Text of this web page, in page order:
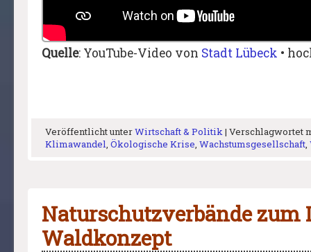
Quelle: YouTube-Video von Stadt Lübeck •
Veröffentlicht unterWirtschaft & Politik| Verschlagwortet
Klimawandel, Ökologische Krise, Wachstumsgesellschaft,
Naturschutzverbände zum
Waldkonzept